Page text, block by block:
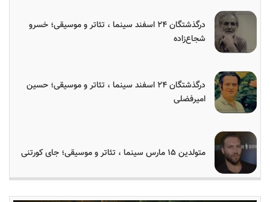
درگذشتگان ۲۴ اسفند سینما ، تئاتر و موسیقی؛ خسرو
شجاع‌زاده
درگذشتگان ۲۴ اسفند سینما ، تئاتر و موسیقی؛ حسین
امیرفضلی
متولدین ۱۵ مارس سینما ، تئاتر و موسیقی؛ جای کورتنی